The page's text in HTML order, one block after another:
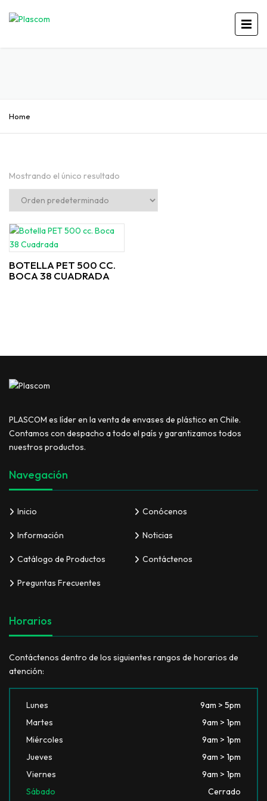
Home
Mostrando el único resultado
BOTELLA PET 500 CC.
BOCA 38 CUADRADA
PLASCOM es líder en la venta de envases de plástico en Chile.
Contamos con despacho a todo el país y garantizamos todos
nuestros productos.
Navegación
Inicio Conócenos
Información Noticias
Catálogo de Productos Contáctenos
Preguntas Frecuentes
Horarios
Contáctenos dentro de los siguientes rangos de horarios de
atención:
Lunes
9am > 5pm
Martes
9am > 1pm
Miércoles
9am > 1pm
Jueves
9am > 1pm
Viernes
9am > 1pm
Sábado
Cerrado